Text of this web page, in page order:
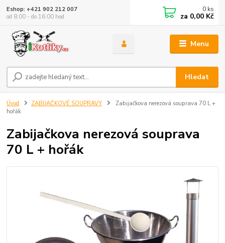
Menu
Hledat
Eshop: +421 902 212 007
od 8:00 - do 16:00 hod
0 ks
za 0,00 Kč
Úvod ZABIJAČKOVÉ SOUPRAVY
Zabijačkova nerezová souprava 70 L +
hořák
Zabijačkova nerezová souprava
70 L + hořák